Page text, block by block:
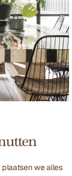
we alles